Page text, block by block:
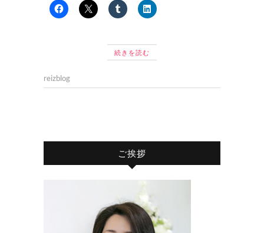
続きを読む
reizblog
ご挨拶